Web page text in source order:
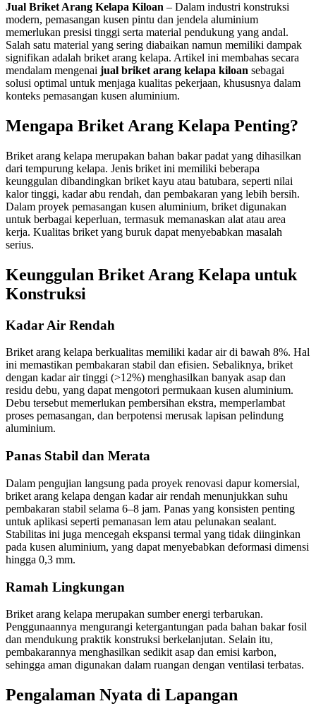
Jual Briket Arang Kelapa Kiloan – Dalam industri konstruksi
modern, pemasangan kusen pintu dan jendela aluminium
memerlukan presisi tinggi serta material pendukung yang andal.
Salah satu material yang sering diabaikan namun memiliki dampak
signifikan adalah briket arang kelapa. Artikel ini membahas secara
mendalam mengenai jual briket arang kelapa kiloan sebagai
solusi optimal untuk menjaga kualitas pekerjaan, khususnya dalam
konteks pemasangan kusen aluminium.
Mengapa Briket Arang Kelapa Penting?
Briket arang kelapa merupakan bahan bakar padat yang dihasilkan
dari tempurung kelapa. Jenis briket ini memiliki beberapa
keunggulan dibandingkan briket kayu atau batubara, seperti nilai
kalor tinggi, kadar abu rendah, dan pembakaran yang lebih bersih.
Dalam proyek pemasangan kusen aluminium, briket digunakan
untuk berbagai keperluan, termasuk memanaskan alat atau area
kerja. Kualitas briket yang buruk dapat menyebabkan masalah
serius.
Keunggulan Briket Arang Kelapa untuk
Konstruksi
Kadar Air Rendah
Briket arang kelapa berkualitas memiliki kadar air di bawah 8%. Hal
ini memastikan pembakaran stabil dan efisien. Sebaliknya, briket
dengan kadar air tinggi (>12%) menghasilkan banyak asap dan
residu debu, yang dapat mengotori permukaan kusen aluminium.
Debu tersebut memerlukan pembersihan ekstra, memperlambat
proses pemasangan, dan berpotensi merusak lapisan pelindung
aluminium.
Panas Stabil dan Merata
Dalam pengujian langsung pada proyek renovasi dapur komersial,
briket arang kelapa dengan kadar air rendah menunjukkan suhu
pembakaran stabil selama 6–8 jam. Panas yang konsisten penting
untuk aplikasi seperti pemanasan lem atau pelunakan sealant.
Stabilitas ini juga mencegah ekspansi termal yang tidak diinginkan
pada kusen aluminium, yang dapat menyebabkan deformasi dimensi
hingga 0,3 mm.
Ramah Lingkungan
Briket arang kelapa merupakan sumber energi terbarukan.
Penggunaannya mengurangi ketergantungan pada bahan bakar fosil
dan mendukung praktik konstruksi berkelanjutan. Selain itu,
pembakarannya menghasilkan sedikit asap dan emisi karbon,
sehingga aman digunakan dalam ruangan dengan ventilasi terbatas.
Pengalaman Nyata di Lapangan